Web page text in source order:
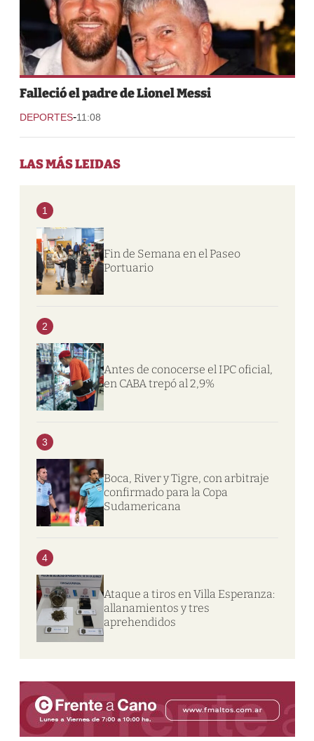
Falleció el padre de Lionel Messi
DEPORTES-11:08
LAS MÁS LEIDAS
1
Fin de Semana en el Paseo
Portuario
2
Antes de conocerse el IPC oficial,
en CABA trepó al 2,9%
3
Boca, River y Tigre, con arbitraje
confirmado para la Copa
Sudamericana
4
Ataque a tiros en Villa Esperanza:
allanamientos y tres
aprehendidos